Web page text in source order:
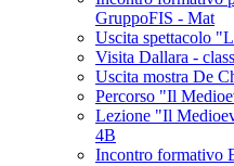
GruppoFIS - Mat
Uscita spettacolo
Visita Dallara -
Uscita mostra De
Percorso "Il
Lezione "Il
4B
Incontro formativo